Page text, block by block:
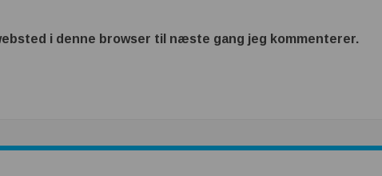
i denne browser til næste gang jeg kommenterer.